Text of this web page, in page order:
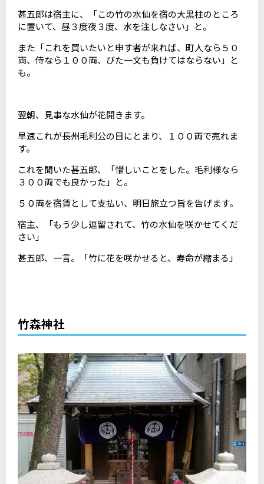
甚五郎は宿主に、「この竹の水仙を宿の大黒柱のところ
に置いて、昼３度夜３度、水を注しなさい」と。
また「これを買いたいと申す者が来れば、町人なら５０
両、侍なら１００両、びた一文も負けてはならない」と
も。
翌朝、見事な水仙が花開きます。
早速これが長州毛利公の目にとまり、１００両で売れま
す。
これを聞いた甚五郎、「惜しいことをした。毛利様なら
３００両でも良かった」と。
５０両を宿賃として支払い、明日旅立つ旨を告げます。
宿主、「もう少し逗留されて、竹の水仙を咲かせてくだ
さい」
甚五郎、一言。「竹に花を咲かせると、寿命が縮まる」
竹森神社